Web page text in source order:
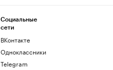
Социальные
сети
ВКонтакте
Одноклассники
Telegram